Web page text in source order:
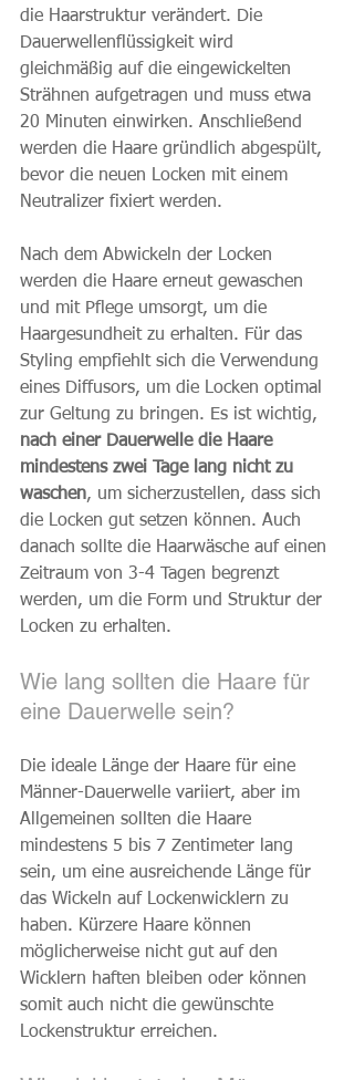
die Haarstruktur verändert. Die
Dauerwellenflüssigkeit wird
gleichmäßig auf die eingewickelten
Strähnen aufgetragen und muss etwa
20 Minuten einwirken. Anschließend
werden die Haare gründlich abgespült,
bevor die neuen Locken mit einem
Neutralizer fixiert werden.
Nach dem Abwickeln der Locken
werden die Haare erneut gewaschen
und mit Pflege umsorgt, um die
Haargesundheit zu erhalten. Für das
Styling empfiehlt sich die Verwendung
eines Diffusors, um die Locken optimal
zur Geltung zu bringen. Es ist wichtig,
nach einer Dauerwelle die Haare
mindestens zwei Tage lang nicht zu
waschen, um sicherzustellen, dass sich
die Locken gut setzen können. Auch
danach sollte die Haarwäsche auf einen
Zeitraum von 3-4 Tagen begrenzt
werden, um die Form und Struktur der
Locken zu erhalten.
Wie lang sollten die Haare für
eine Dauerwelle sein?
Die ideale Länge der Haare für eine
Männer-Dauerwelle variiert, aber im
Allgemeinen sollten die Haare
mindestens 5 bis 7 Zentimeter lang
sein, um eine ausreichende Länge für
das Wickeln auf Lockenwicklern zu
haben. Kürzere Haare können
möglicherweise nicht gut auf den
Wicklern haften bleiben oder können
somit auch nicht die gewünschte
Lockenstruktur erreichen.